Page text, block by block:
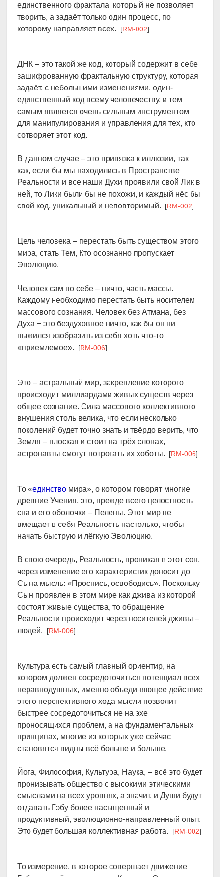
единственного фрактала, который не позволяет
творить, а задаёт только один процесс, по
которому направляет всех. [RM-002]
ДНК – это такой же код, который содержит в себе
зашифрованную фрактальную структуру, которая
задаёт, с небольшими изменениями, один-
единственный код всему человечеству, и тем
самым является очень сильным инструментом
для манипулирования и управления для тех, кто
сотворяет этот код.
В данном случае – это привязка к иллюзии, так
как, если бы мы находились в Пространстве
Реальности и все наши Духи проявили свой Лик в
ней, то Лики были бы не похожи, и каждый нёс бы
свой код, уникальный и неповторимый. [RM-002]
Цель человека – перестать быть существом этого
мира, стать Тем, Кто осознанно пропускает
Эволюцию.
Человек сам по себе – ничто, часть массы.
Каждому необходимо перестать быть носителем
массового сознания. Человек без Атмана, без
Духа − это бездуховное ничто, как бы он ни
пыжился изобразить из себя хоть что-то
«приемлемое». [RM-006]
Это – астральный мир, закрепление которого
происходит миллиардами живых существ через
общее сознание. Сила массового коллективного
внушения столь велика, что если несколько
поколений будет точно знать и твёрдо верить, что
Земля – плоская и стоит на трёх слонах,
астронавты смогут потрогать их хоботы. [RM-006]
То «единство мира», о котором говорят многие
древние Учения, это, прежде всего целостность
сна и его оболочки – Пелены. Этот мир не
вмещает в себя Реальность настолько, чтобы
начать быструю и лёгкую Эволюцию.
В свою очередь, Реальность, проникая в этот сон,
через изменение его характеристик доносит до
Сына мысль: «Проснись, освободись». Поскольку
Сын проявлен в этом мире как джива из которой
состоят живые существа, то обращение
Реальности происходит через носителей дживы –
людей. [RM-006]
Культура есть самый главный ориентир, на
котором должен сосредоточиться потенциал всех
неравнодушных, именно объединяющее действие
этого перспективного хода мысли позволит
быстрее сосредоточиться не на эхе
проносящихся проблем, а на фундаментальных
принципах, многие из которых уже сейчас
становятся видны всё больше и больше.
Йога, Философия, Культура, Наука, – всё это будет
пронизывать общество с высокими этическими
смыслами на всех уровнях, а значит, и Души будут
отдавать Гэбу более насыщенный и
продуктивный, эволюционно-направленный опыт.
Это будет большая коллективная работа. [RM-002]
То измерение, в которое совершает движение